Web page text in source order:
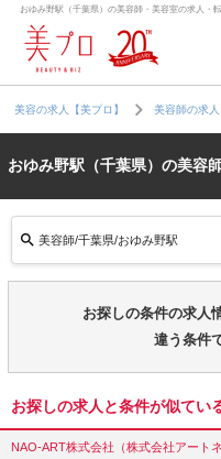
おゆみ野駅（千葉県）の美容師・美容室の求人・
美容の求人【美プロ】 美容師の求人
おゆみ野駅（千葉県）の美容
美容師/千葉県/おゆみ野駅
お探しの条件の求人
違う条件
お探しの求人と条件が似てい
NAO-ART株式会社（株式会社アート